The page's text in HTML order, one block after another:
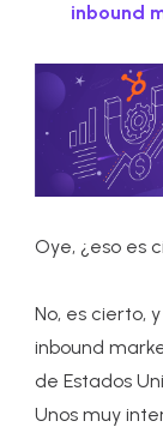
inbound
Oye, ¿eso es
No, es cierto,
inbound
de Estados
Unos muy